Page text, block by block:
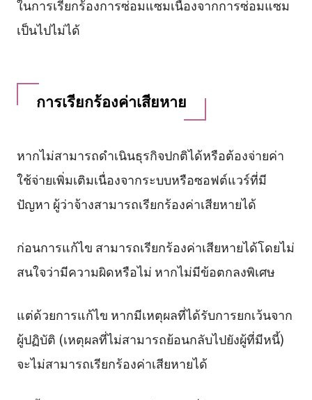
ในการเรียกร้องการซ่อมแซมเนื่องจากการซ่อมแซม
เป็นไปไม่ได้
การเรียกร้องค่าเสียหาย
หากไม่สามารถดำเนินธุรกิจปกติได้หรือต้องจ่ายค่า
ใช้จ่ายเพิ่มเติมเนื่องจากระบบหรือซอฟต์แวร์ที่มี
ปัญหา ผู้ว่าจ้างสามารถเรียกร้องค่าเสียหายได้
ก่อนการแก้ไข สามารถเรียกร้องค่าเสียหายได้โดยไม่
สนใจว่ามีความผิดหรือไม่ หากไม่มีข้อตกลงพิเศษ
แต่ด้วยการแก้ไข หากมีเหตุผลที่ได้รับการยกเว้นจาก
ผู้ปฏิบัติ (เหตุผลที่ไม่สามารถย้อนกลับไปยังผู้ที่มีหนี้)
จะไม่สามารถเรียกร้องค่าเสียหายได้